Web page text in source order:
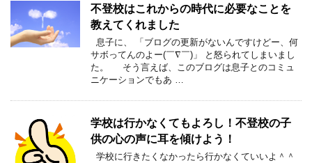
不登校はこれからの時代に必要なことを
教えてくれました
息子に、 「ブログの更新がないんですけどー、何
サボってんのよー(￣∇￣)」 と怒られてしまいまし
た。 そう言えば、このブログは息子とのコミュ
ニケーションでもあ …
学校は行かなくてもよろし！不登校の子
供の心の声に耳を傾けよう！
学校に行きたくなかったら行かなくていいよ＾＾